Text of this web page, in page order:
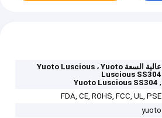
عالية السعة Yuoto Luscious ، Yuoto
Luscious SS304
,
Yuoto Luscious SS304
FDA, CE, ROHS, FCC, UL, PSE
yuoto